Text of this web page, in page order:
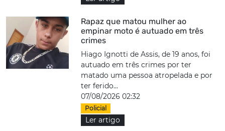
Rapaz que matou mulher ao
empinar moto é autuado em três
crimes
Hiago Ignotti de Assis, de 19 anos, foi
autuado em três crimes por ter
matado uma pessoa atropelada e por
ter ferido...
07/08/2026 02:32
Policial
Ler artigo